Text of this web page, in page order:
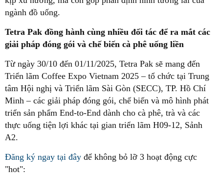
ngành đồ uống.
Tetra Pak đồng hành cùng nhiều đối tác để ra mắt các
giải pháp đóng gói và chế biến cà phê uống liền
Từ ngày 30/10 đến 01/11/2025, Tetra Pak sẽ mang đến
Triển lãm Coffee Expo Vietnam 2025 – tổ chức tại Trung
tâm Hội nghị và Triển lãm Sài Gòn (SECC), TP. Hồ Chí
Minh – các giải pháp đóng gói, chế biến và mô hình phát
triển sản phẩm End-to-End dành cho cà phê, trà và các
thực uống tiện lợi khác tại gian triển lãm H09-12, Sảnh
A2.
Đăng ký ngay tại đây để không bỏ lỡ 3 hoạt động cực
"hot":